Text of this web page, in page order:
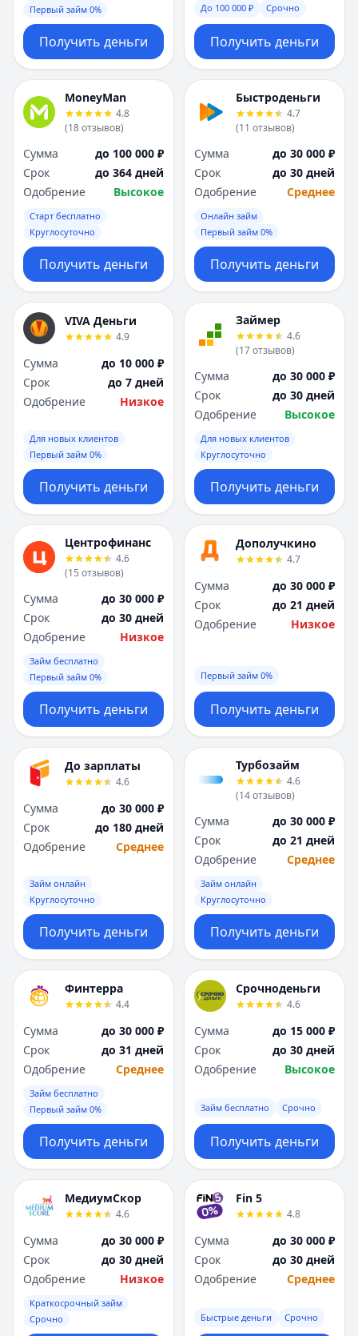
Первый займ 0%
Получить деньги
До 100 000 ₽ Срочно
Получить деньги
MoneyMan
4.8
(18отзывов)
Сумма
до 100 000 ₽
Срок
до 364 дней
Одобрение
Высокое
Старт бесплатно
Круглосуточно
Получить деньги
Быстроденьги
4.7
(11 отзывов)
Сумма
до 30 000 ₽
Срок
до 30 дней
Одобрение
Среднее
Онлайн займ
Первый займ 0%
Получить деньги
VIVA Деньги
4.9
Сумма
до 10 000 ₽
Срок
до 7 дней
Одобрение
Низкое
Для новых клиентов
Первый займ 0%
Получить деньги
Займер
4.6
(17отзывов)
Сумма
до 30 000 ₽
Срок
до 30 дней
Одобрение
Высокое
Для новых клиентов
Круглосуточно
Получить деньги
Центрофинанс
4.6
(15 отзывов)
Сумма
до 30 000 ₽
Срок
до 30 дней
Одобрение
Низкое
Займ бесплатно
Первый займ 0%
Получить деньги
Дополучкино
4.7
Сумма
до 30 000 ₽
Срок
до 21 дней
Одобрение
Низкое
Первый займ 0%
Получить деньги
До зарплаты
4.6
Сумма
до 30 000 ₽
Срок
до 180 дней
Одобрение
Среднее
Займ онлайн
Круглосуточно
Получить деньги
Турбозайм
4.6
(14отзывов)
Сумма
до 30 000 ₽
Срок
до 21 дней
Одобрение
Среднее
Займ онлайн
Круглосуточно
Получить деньги
Финтерра
4.4
Сумма
до 30 000 ₽
Срок
до 31 дней
Одобрение
Среднее
Займ бесплатно
Первый займ 0%
Получить деньги
Срочноденьги
4.6
Сумма
до 15 000 ₽
Срок
до 30 дней
Одобрение
Высокое
Займ бесплатно Срочно
Получить деньги
МедиумСкор
4.6
Сумма
до 30 000 ₽
Срок
до 30 дней
Одобрение
Низкое
Краткосрочный займ
Срочно
Fin 5
4.8
Сумма
до 30 000 ₽
Срок
до 30 дней
Одобрение
Среднее
Быстрые деньги Срочно